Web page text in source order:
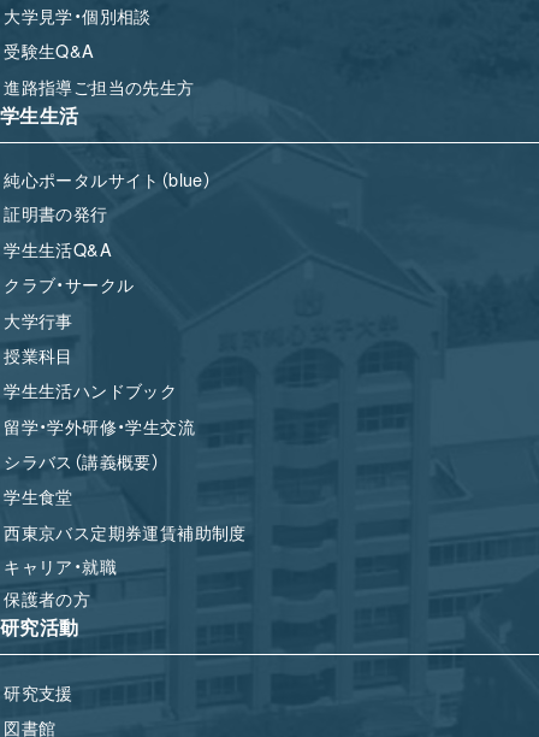
大学見学・個別相談
受験生Q&A
進路指導ご担当の先生方
学生生活
純心ポータルサイト（blue）
証明書の発行
学生生活Q&A
クラブ・サークル
大学行事
授業科目
学生生活ハンドブック
留学・学外研修・学生交流
シラバス（講義概要）
学生食堂
西東京バス定期券運賃補助制度
キャリア・就職
保護者の方
研究活動
研究支援
図書館